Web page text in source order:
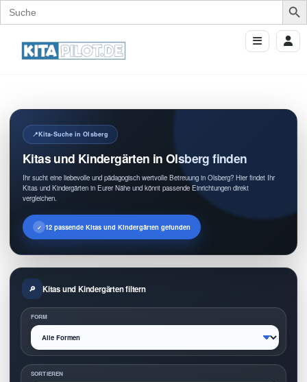
Search
for:
Kita-Suche in Olsberg
Kitas und Kindergärten in Olsberg finden
Ihr sucht eine liebevolle und pädagogisch wertvolle Betreuung in Olsberg? Hier findet Ihr
Kitas und Kindergärten in Eurer Nähe und könnt passende Einrichtungen direkt
vergleichen.
12 passende Kitas und Kindergärten gefunden
Kitas und Kindergärten filtern
FORM
SORTIEREN